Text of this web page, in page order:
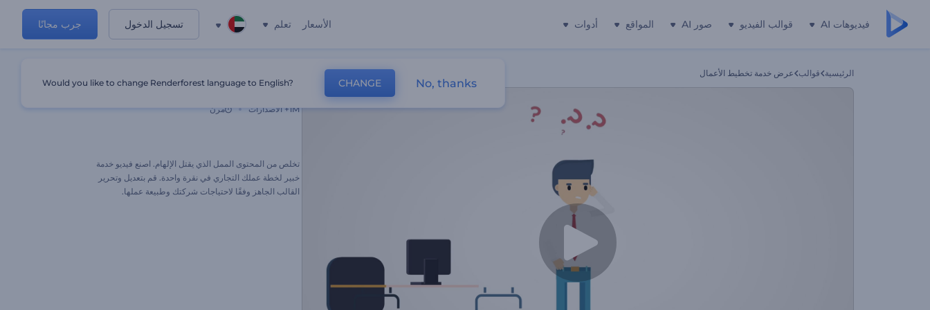
فيديوهات AI قوالب الفيديو صور AI المواقع أدوات الأسعار تعلم تسجيل الدخول جرب مجانًا
الرئيسية قوالب عرض خدمة تخطيط الأعمال
1M+ الاصدارات مرن
تخلص من المحتوى الممل الذي يقتل الإلهام. اصنع فيديو خدمة
خبير لخطة عملك التجاري في نقرة واحدة. قم بتعديل وتحرير
القالب الجاهز وفقًا لاحتياجات شركتك وطبيعة عملها.
Would you like to change Renderforest language to English? CHANGE No, thanks